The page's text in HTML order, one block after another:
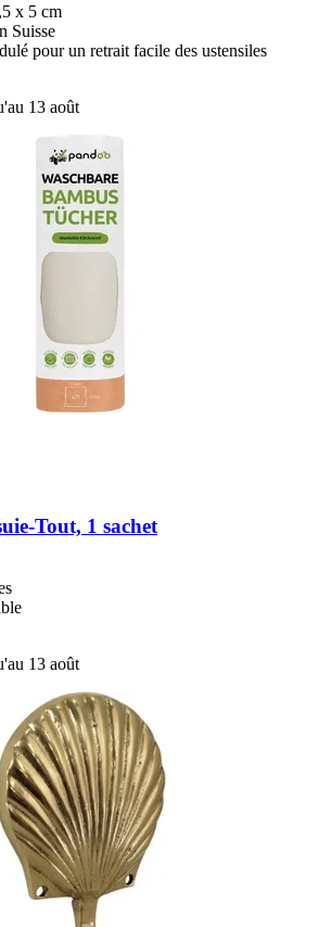
x 5 cm
Suisse
pour un retrait facile des ustensiles
13 août
​Tout, 1 sachet
13 août